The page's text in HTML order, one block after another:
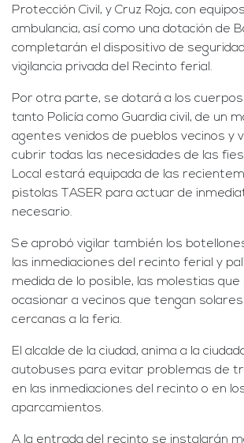
Protección Civil, y Cruz Roja, con
ambulancia, así como una dotación de
completarán el dispositivo de
vigilancia privada del Recinto ferial.
Por otra parte, se dotará a los cuerpos
tanto Policía como Guardia civil, de un
agentes venidos de pueblos vecinos y
cubrir todas las necesidades de las
Local estará equipada de las
pistolas TASER para actuar de
necesario.
Se aprobó vigilar también los
las inmediaciones del recinto ferial y
medida de lo posible, las molestias que
ocasionar a vecinos que tengan
cercanas a la feria.
El alcalde de la ciudad, anima a la
autobuses para evitar problemas de
en las inmediaciones del recinto o en
aparcamientos.
A la entrada del recinto se instalarán